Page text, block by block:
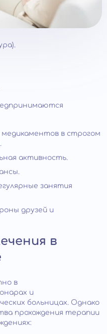
в строгом
активность.
занятия
друзей и
в
в
и
больницах. Однако
прохождения терапии